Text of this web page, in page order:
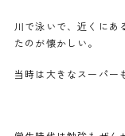
川で泳いで、近くにあ
たのが懐かしい。
当時は大きなスーパー